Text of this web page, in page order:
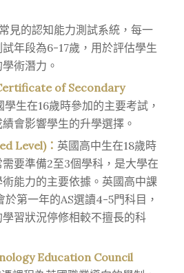
見的認知能力測試系統，每一
年段為6-17歲，用於評估學生
術潛力。
of Secondary
學生在16歲時參加的主要考試，
會影響學生的升學選擇。
Level)： 英國高中生在18歲時
要準備2至3個學科，是大學在
能力的主要依據。英國高中課
第一年的AS選讀4-5門科目，
習狀況停修相較不擅長的科
Education Council